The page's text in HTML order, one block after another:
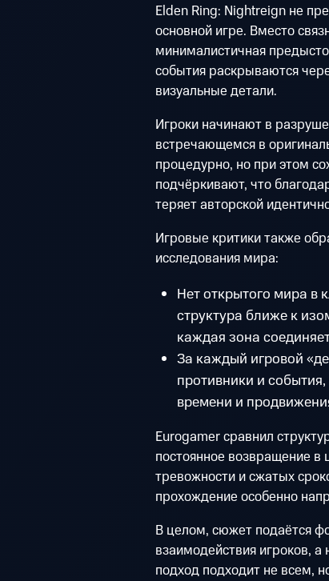
Elden Ring: Nightreign не
основной игре. Вместо
минималистичная
события раскрываются
визуальные детали.
Игроки начинают в
встречающемся в
процедурно, но при этом
подчёркивают, что
теряет авторской
Игровые критики также
исследования мира:
Нет открытого мира в
структура ближе к
каждая зона
За каждый игровой
противники и
времени и
Eurogamer сравнил
постоянное возвращение
тревожности и сжатых
прохождение особенно
В целом, сюжет подаётся
взаимодействия игроков, а
подход подходит не всем,